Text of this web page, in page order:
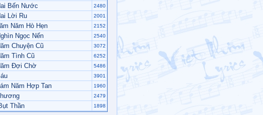
Bến Nước 2480
Lời Ru 2001
Năm Hò Hẹn 2152
Ngọc Nến 2540
Chuyện Cũ 3072
Tình Cũ 6252
Đợi Chờ 5486
3901
Năm Hợp Tan 1960
2479
Thần 1898